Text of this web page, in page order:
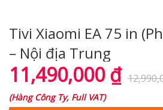
Tivi Xiaomi EA 75 in
– Nội địa Trung
11,490,000₫
(Hàng Công Ty, Full VAT)